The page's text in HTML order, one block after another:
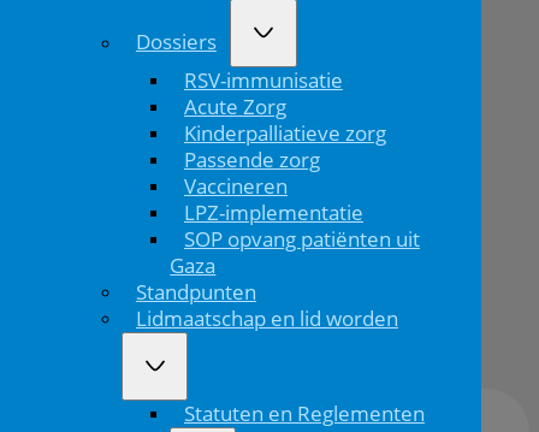
Dossiers
RSV-immunisatie
Acute Zorg
Kinderpalliatieve zorg
Passende zorg
Vaccineren
LPZ-implementatie
SOP opvang patiënten uit
Gaza
Standpunten
Lidmaatschap en lid worden
Statuten en Reglementen
inspirerende